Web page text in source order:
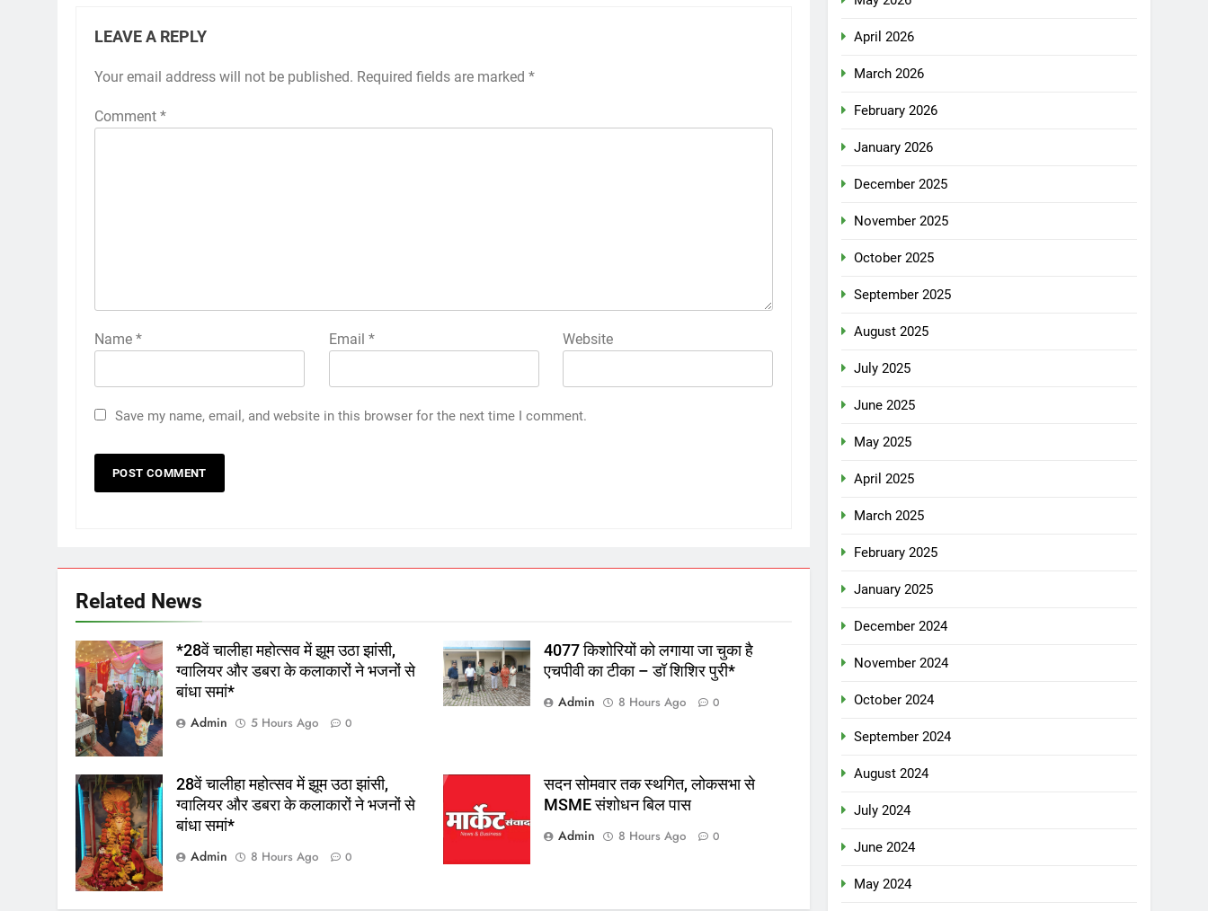
LEAVE A REPLY
Your email address will not be published. Required fields are marked *
Comment *
Name * Email * Website
Save my name, email, and website in this browser for the next time I comment.
Related News
*28वें चालीहा महोत्सव में झूम उठा झांसी,
ग्वालियर और डबरा के कलाकारों ने भजनों से
बांधा समां*
Admin
5 Hours Ago 0
4077 किशोरियों को लगाया जा चुका है
एचपीवी का टीका – डॉ शिशिर पुरी*
Admin
8 Hours Ago 0
28वें चालीहा महोत्सव में झूम उठा झांसी,
ग्वालियर और डबरा के कलाकारों ने भजनों से
बांधा समां*
Admin
8 Hours Ago 0
सदन सोमवार तक स्थगित, लोकसभा से
MSME संशोधन बिल पास
Admin
8 Hours Ago 0
April 2026
March 2026
February 2026
January 2026
December 2025
November 2025
October 2025
September 2025
August 2025
July 2025
June 2025
May 2025
April 2025
March 2025
February 2025
January 2025
December 2024
November 2024
October 2024
September 2024
August 2024
July 2024
June 2024
May 2024